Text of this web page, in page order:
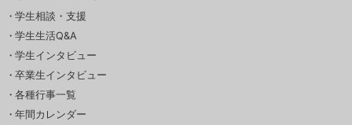
学生相談・支援
学生生活Q&A
学生インタビュー
卒業生インタビュー
各種行事一覧
年間カレンダー